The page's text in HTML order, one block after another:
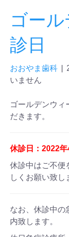
ゴー
診日
おおやま歯科
いません
ゴールデンウィ
だきます。
休診日：2022
休診中はご不便
しくお願い致し
なお、休診中の
内致します。